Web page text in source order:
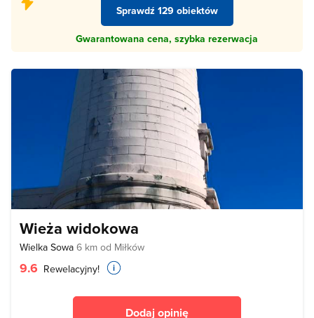
Sprawdź 129 obiektów
Gwarantowana cena, szybka rezerwacja
Wieża widokowa
Wielka Sowa 6 km od Miłków
9.6 Rewelacyjny!
Dodaj opinię